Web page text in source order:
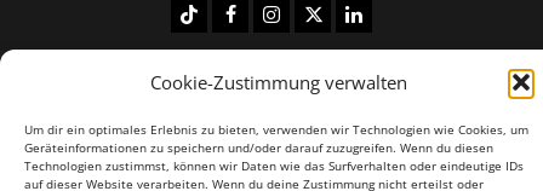
Cookie-Zustimmung verwalten
Um dir ein optimales Erlebnis zu bieten, verwenden wir Technologien wie Cookies, um
Geräteinformationen zu speichern und/oder darauf zuzugreifen. Wenn du diesen
Technologien zustimmst, können wir Daten wie das Surfverhalten oder eindeutige IDs
auf dieser Website verarbeiten. Wenn du deine Zustimmung nicht erteilst oder
TiktokFacebook
Instagram
X LinkedIN
Copyright © 2026 All rights reserved.|MoreNews
by